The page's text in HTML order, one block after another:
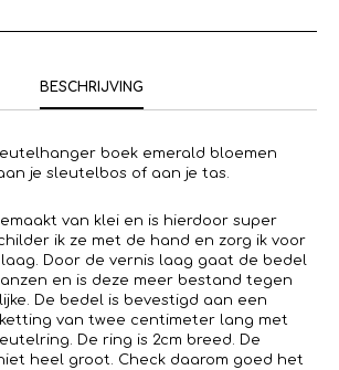
BESCHRIJVING
boek emerald bloemen
je sleutelbos of aan je tas.
van klei en is hierdoor super
ik ze met de hand en zorg ik voor
Door de vernis laag gaat de bedel
en is deze meer bestand tegen
De bedel is bevestigd aan een
van twee centimeter lang met
De ring is 2cm breed. De
heel groot. Check daarom goed het